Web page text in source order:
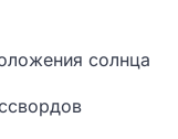
солнца